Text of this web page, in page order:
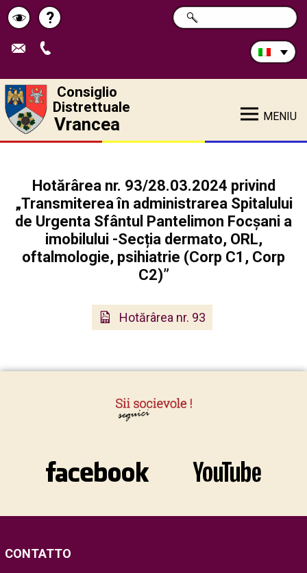
Schimbă
contrastul
Pagina
de
?
Cerca
nel
RICERCA
Consiglio
Distrettuale
Vrancea MENIU
Hotărârea nr. 93/28.03.2024 privind
„Transmiterea în administrarea Spitalului
de Urgenta Sfântul Pantelimon Focșani a
imobilului -Secția dermato, ORL,
oftalmologie, psihiatrie (Corp C1, Corp
C2)”
Hotărârea nr. 93
CONTATTO